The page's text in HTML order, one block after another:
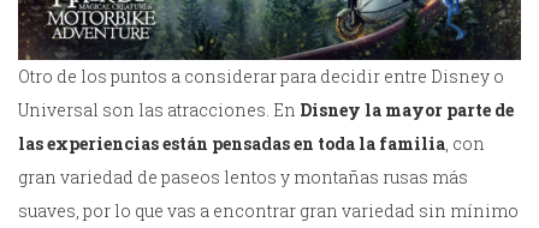
Otro de los puntos a considerar para decidir entre Disney o
Universal son las atracciones. En Disney la mayor parte de
las experiencias están pensadas en toda la familia, con
gran variedad de paseos lentos y montañas rusas más
suaves, por lo que vas a encontrar gran variedad sin mínimo